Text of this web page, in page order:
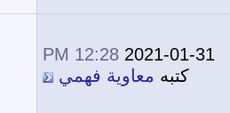
2021-01-31
12:28 PM
كتبه معاوية فهمي